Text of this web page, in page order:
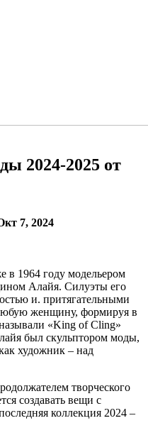
2024-2025 от
7, 2024
в 1964 году модельером
Алайя. Силуэты его
и. притягательными
женщину, формируя в
«King of Cling»
был скульптором моды,
художник – над
творческого
создавать вещи с
коллекция 2024 –